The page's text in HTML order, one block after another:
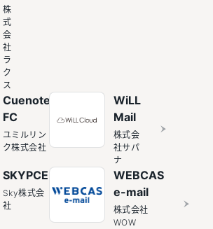
株
式
会
社
ラ
ク
ス
Cuenote
FC
ユミルリン
ク株式会社
WiLL
Mail
株式会
社サパ
ナ
SKYPCE
Sky株式会
社
WEBCAS
e-mail
株式会社
WOW